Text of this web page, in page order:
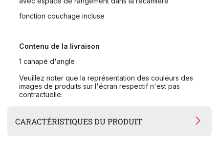
fonction couchage incluse
Contenu de la livraison
1 canapé d'angle
Veuillez noter que la représentation des couleurs des
images de produits sur l'écran respectif n'est pas
contractuelle.
CARACTÉRISTIQUES DU PRODUIT